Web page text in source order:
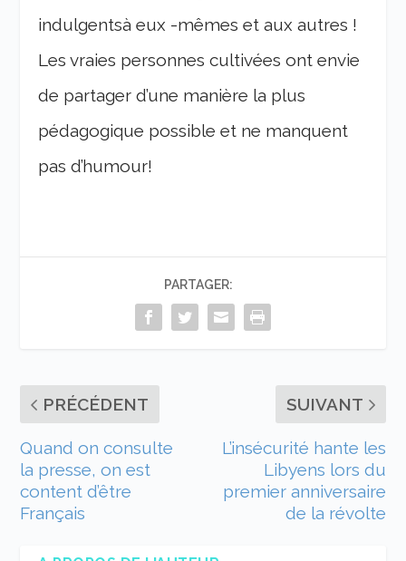
indulgentsà eux -mêmes et aux autres !
Les vraies personnes cultivées ont envie
de partager d’une manière la plus
pédagogique possible et ne manquent
pas d’humour!
PARTAGER:
PRÉCÉDENT
Quand on consulte
la presse, on est
content d’être
Français
SUIVANT
L’insécurité hante les
Libyens lors du
premier anniversaire
de la révolte